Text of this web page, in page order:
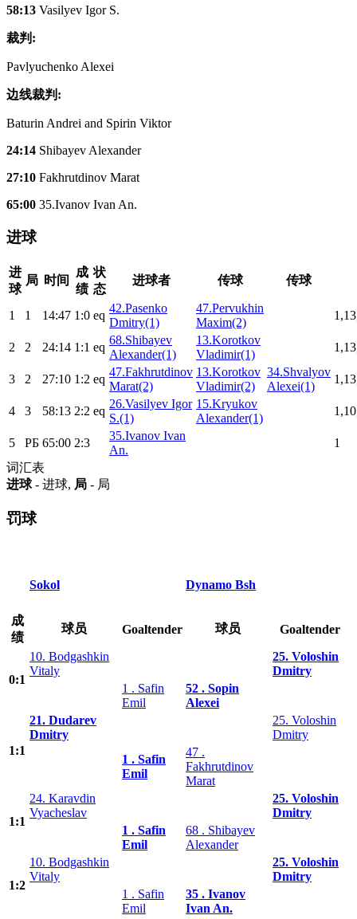
58:13 Vasilyev Igor S.
裁判:
Pavlyuchenko Alexei
边线裁判:
Baturin Andrei and Spirin Viktor
24:14 Shibayev Alexander
27:10 Fakhrutdinov Marat
65:00 35.Ivanov Ivan An.
进球
进
球
局 时间
成
绩
状
态
进球者 传球 传球
1 1 14:47 1:0 eq
42.Pasenko
Dmitry(1)
47.Pervukhin
Maxim(2)
2 2 24:14 1:1 eq
68.Shibayev
Alexander(1)
13.Korotkov
Vladimir(1)
3 2 27:10 1:2 eq
47.Fakhrutdinov
Marat(2)
13.Korotkov
Vladimir(2)
34.Shvalyov
Alexei(1)
4 3 58:13 2:2 eq
26.Vasilyev Igor
S.(1)
15.Kryukov
Alexander(1)
5 РБ 65:00 2:3
35.Ivanov Ivan
An.
1
词汇表
进球- 进球, 局 - 局
罚球
Sokol Dynamo Bsh
成
绩
球员 Goaltender 球员 Goaltender
0:1
10. Bodgashkin
Vitaly
25. Voloshin
Dmitry
1 . Safin
Emil
52 . Sopin
Alexei
1:1
21. Dudarev
Dmitry
25. Voloshin
Dmitry
1 . Safin
Emil
47 .
Fakhrutdinov
Marat
1:1
24. Karavdin
Vyacheslav
25. Voloshin
Dmitry
1 . Safin
Emil
68 . Shibayev
Alexander
1:2
10. Bodgashkin
Vitaly
25. Voloshin
Dmitry
1 . Safin
Emil
35 . Ivanov
Ivan An.